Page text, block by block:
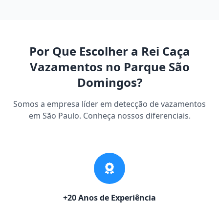
Por Que Escolher a Rei Caça
Vazamentos no Parque São
Domingos?
Somos a empresa líder em detecção de vazamentos
em São Paulo. Conheça nossos diferenciais.
+20 Anos de Experiência